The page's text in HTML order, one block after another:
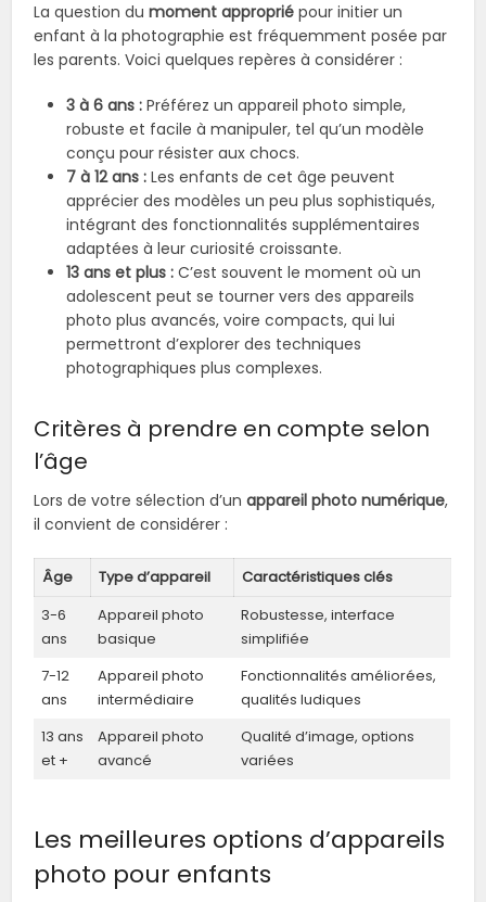
La question dumoment approprié pour initier un
enfant à la photographie est fréquemment posée par
les parents. Voici quelques repères à considérer :
3 à 6 ans : Préférez un appareil photo simple,
robuste et facile à manipuler, tel qu’un modèle
conçu pour résister aux chocs.
7 à 12 ans : Les enfants de cet âge peuvent
apprécier des modèles un peu plus sophistiqués,
intégrant des fonctionnalités supplémentaires
adaptées à leur curiosité croissante.
13 ans et plus : C’est souvent le moment où un
adolescent peut se tourner vers des appareils
photo plus avancés, voire compacts, qui lui
permettront d’explorer des techniques
photographiques plus complexes.
Critères à prendre en compte selon
l’âge
Lors de votre sélection d’unappareil photo numérique,
il convient de considérer :
Âge Type d’appareil
Caractéristiques clés
3-6
ans
Appareil photo
basique
Robustesse, interface
simplifiée
7-12
ans
Appareil photo
intermédiaire
Fonctionnalités améliorées,
qualités ludiques
13 ans
et +
Appareil photo
avancé
Qualité d’image, options
variées
Les meilleures options d’appareils
photo pour enfants